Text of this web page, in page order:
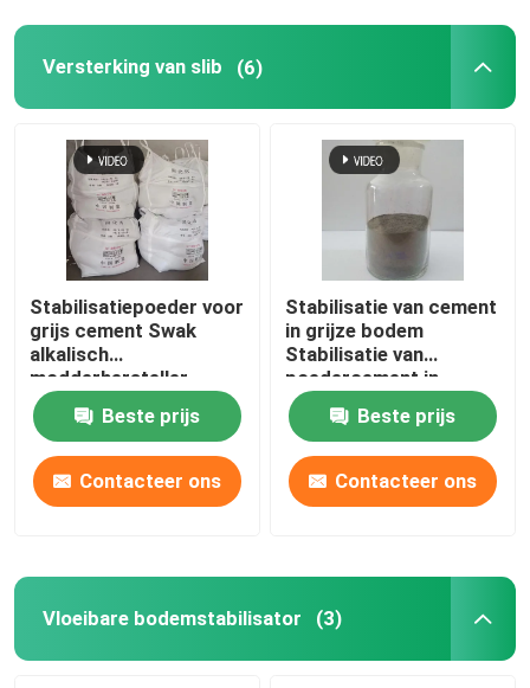
Versterking van slib (6)
Stabilisatiepoeder voor
grijs cement Swak
alkalisch
modderhersteller
Beste prijs
Contacteer ons
Stabilisatie van cement
in grijze bodem
Stabilisatie van
poedercement in
bodem
Beste prijs
Contacteer ons
Vloeibare bodemstabilisator (3)